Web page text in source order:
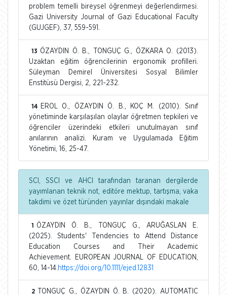
problem temelli bireysel öğrenmeyi değerlendirmesi.
Gazi University Journal of Gazi Educational Faculty
(GUJGEF), 37, 559-591.
13 ÖZAYDIN Ö. B., TONGUÇ G., ÖZKARA O. (2013).
Uzaktan eğitim öğrencilerinin ergonomik profilleri.
Süleyman Demirel Üniversitesi Sosyal Bilimler
Enstitüsü Dergisi, 2, 221-232.
14
EROL O., ÖZAYDIN Ö. B., KOÇ M. (2010). Sınıf
yönetiminde karşılaşılan olaylar öğretmen tepkileri ve
öğrenciler üzerindeki etkileri unutulmayan sınıf
anılarının analizi. Kuram ve Uygulamada Eğitim
Yönetimi, 16, 25-47.
SCI, SSCI ve AHCI tarafından taranan dergilerde
yayımlanan teknik not, editöre mektup, tartışma, vaka
takdimi ve özet türünden yayınlar dışındaki makale
1
ÖZAYDIN Ö. B., TONGUÇ G., ARUĞASLAN E.
(2025). Students' Tendencies to Attend Distance
Education Courses and Their Academic
Achievement. EUROPEAN JOURNAL OF EDUCATION,
60, 14-14. https://doi.org/10.1111/ejed.12831
2
TONGUÇ G., ÖZAYDIN Ö. B. (2020). AUTOMATIC